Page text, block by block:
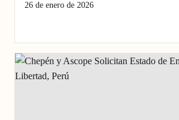
26 de enero de 2026